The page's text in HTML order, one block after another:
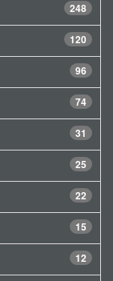
248
120
96
74
31
25
22
15
12